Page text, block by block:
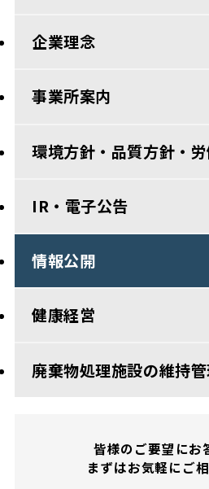
企業理念
事業所案内
環境方針・品質方針・
IR・電子公告
情報公開
健康経営
廃棄物処理施設の維持
皆様のご要望にお
まずはお気軽にご